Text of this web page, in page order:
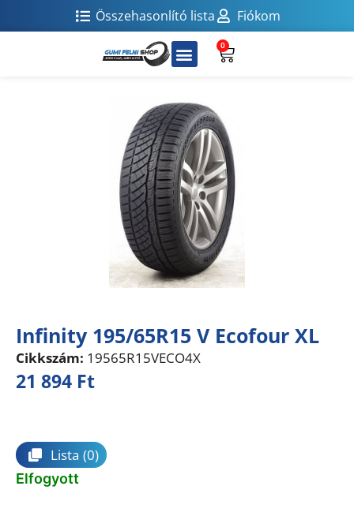
Összehasonlító lista Fiókom
0
Infinity 195/65R15 V Ecofour XL
Cikkszám: 19565R15VECO4X
21 894 Ft
Lista (0)
Elfogyott